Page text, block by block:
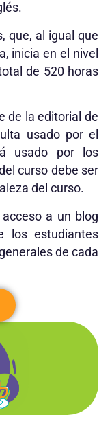
que, al igual que
inicia en el nivel
de 520 horas
de la editorial de
usado por el
usado por los
curso debe ser
del curso.
a un blog
los estudiantes
de cada